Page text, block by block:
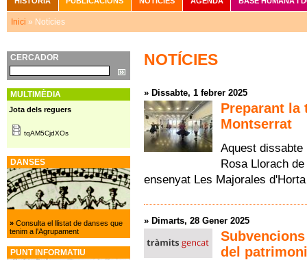
NOTÍCIES
» Dissabte, 1 febrer 2025
Preparant la
Montserrat
Aquest dissabte
Rosa Llorach
ensenyat Les Majorales
» Dimarts, 28 Gener 2025
del
Menú principal
Esteu aquí
Inici » Notícies
CERCADOR
Cerca
MULTIMÈDIA
Jota dels reguers
tqAM5CjdXOs
DANSES
»Consulta el llistat de danses que
tenim a l'Agrupament
PUNT INFORMATIU